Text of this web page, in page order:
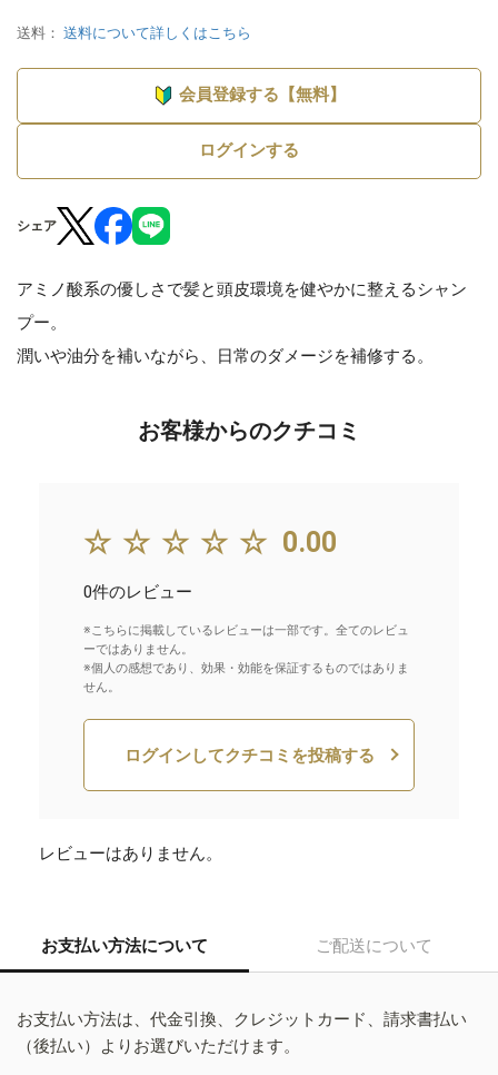
送料： 送料について詳しくはこちら
会員登録する【無料】
ログインする
シェア
アミノ酸系の優しさで髪と頭皮環境を健やかに整えるシャン
プー。
潤いや油分を補いながら、日常のダメージを補修する。
お客様からのクチコミ
☆☆☆☆☆ 0.00
0件のレビュー
※こちらに掲載しているレビューは一部です。全てのレビュ
ーではありません。
※個人の感想であり、効果・効能を保証するものではありま
せん。
ログインしてクチコミを投稿する
レビューはありません。
お支払い方法について ご配送について
お支払い方法は、代金引換、クレジットカード、請求書払い
（後払い）よりお選びいただけます。